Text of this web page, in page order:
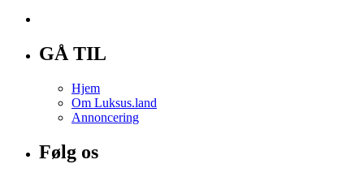
GÅ TIL
Hjem
Om Luksus.land
Annoncering
Følg os